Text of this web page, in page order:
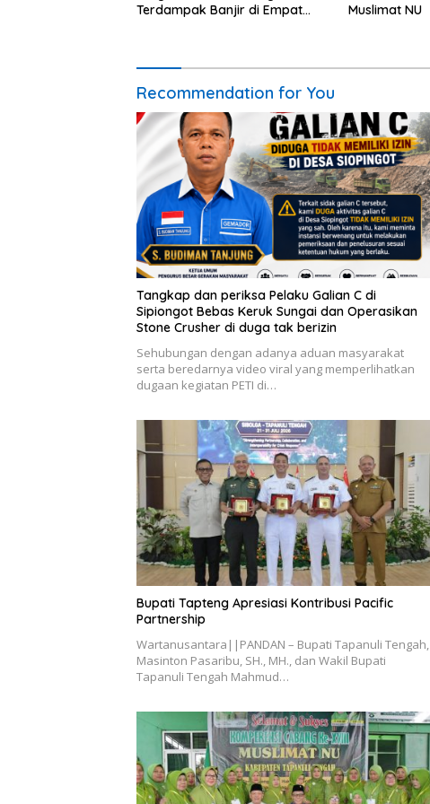
Terdampak Banjir di Empat
Muslimat NU
Recommendation for You
Tangkap dan periksa Pelaku Galian C di
Sipiongot Bebas Keruk Sungai dan Operasikan
Stone Crusher di duga tak berizin
Sehubungan dengan adanya aduan masyarakat
serta beredarnya video viral yang memperlihatkan
dugaan kegiatan PETI di…
Bupati Tapteng Apresiasi Kontribusi Pacific
Partnership
Wartanusantara||PANDAN – Bupati Tapanuli Tengah,
Masinton Pasaribu, SH., MH., dan Wakil Bupati
Tapanuli Tengah Mahmud…